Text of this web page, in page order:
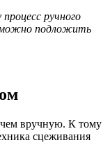
ручного
можно подложить
чем вручную. К тому
сцеживания